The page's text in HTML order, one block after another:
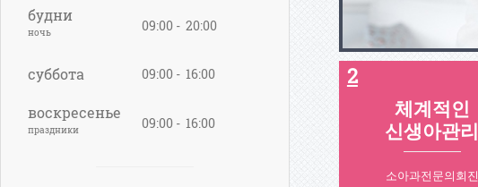
2
체계적인
신생아관리
소아과전문의회진
будни
ночь 09:00 - 20:00
суббота 09:00 - 16:00
воскресенье
праздники 09:00 - 16:00